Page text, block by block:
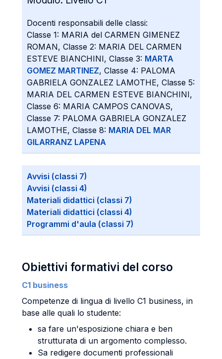
Docenti responsabili delle classi:
Classe 1: MARIA del CARMEN GIMENEZ
ROMAN, Classe 2: MARIA DEL CARMEN
ESTEVE BIANCHINI, Classe 3: MARTA
GOMEZ MARTINEZ, Classe 4: PALOMA
GABRIELA GONZALEZ LAMOTHE, Classe 5:
MARIA DEL CARMEN ESTEVE BIANCHINI,
Classe 6: MARIA CAMPOS CANOVAS,
Classe 7: PALOMA GABRIELA GONZALEZ
LAMOTHE, Classe 8: MARIA DEL MAR
GILARRANZ LAPENA
Avvisi (classi 7)
Avvisi (classi 4)
Materiali didattici (classi 7)
Materiali didattici (classi 4)
Programmi d'aula (classi 7)
Obiettivi formativi del corso
C1 business
Competenze di lingua di livello C1 business, in
base alle quali lo studente:
sa fare un'esposizione chiara e ben
strutturata di un argomento complesso.
Sa redigere documenti professionali